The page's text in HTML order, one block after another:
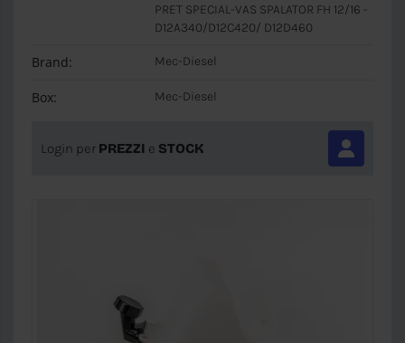
PRET SPECIAL-VAS SPALATOR FH 12/16 -
D12A340/D12C420/ D12D460
Brand: Mec-Diesel
Box: Mec-Diesel
Login per PREZZI e STOCK